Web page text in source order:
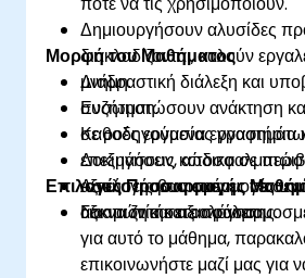
Δημιουργήσουν αλυσίδες
διακλαδίζονται, καλούν
μνήμη.
Ενσωματώσουν ανάκτηση
σε ροές εργασίας
Δοκιμάσουν,
αξιολογήσουν εφαρμογές
αξιοπιστία και ασφάλεια.
Μορφή του Μαθήματος
Διαδραστική διάλεξη και
συζήτηση.
Καθοδηγούμενα εργαστήρια
επεξηγήσεις κώδικα σε
Ασκήσεις βασισμένες σε
δοκιμών και αξιολόγησης.
Επιλογές Προσαρμογής
Για να ζητήσετε
για αυτό το μάθημα,
επικοινωνήστε μαζί μας για